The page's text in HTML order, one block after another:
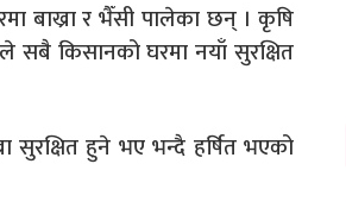
बाख्रा र भैँसी पालेका छन् । कृषि
सबै किसानको घरमा नयाँ सुरक्षित
सुरक्षित हुने भए भन्दै हर्षित भएको